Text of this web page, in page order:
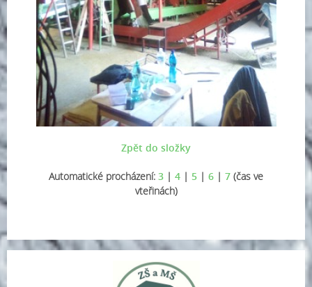
Zpět do složky
Automatické procházení: 3 | 4 | 5 | 6 | 7 (čas ve
vteřinách)